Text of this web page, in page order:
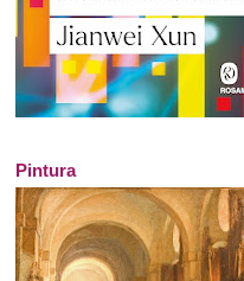
Pintura